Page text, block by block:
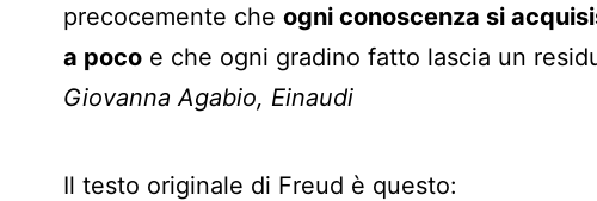
precocemente che ogni conoscenza si
a poco e che ogni gradino fatto lascia un
Giovanna Agabio, Einaudi
Il testo originale di Freud è questo: